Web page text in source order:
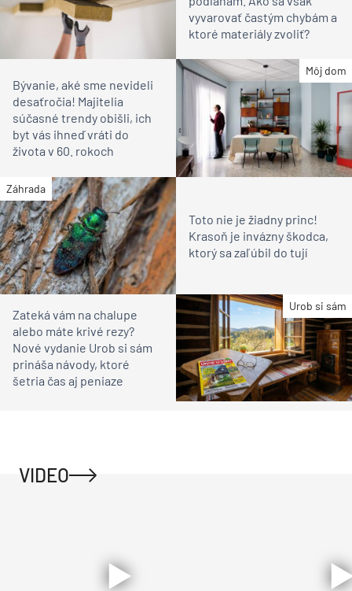
vyvarovať častým chybám a
ktoré materiály zvoliť?
Môj dom
Bývanie, aké sme nevideli
desaťročia! Majitelia
súčasné trendy obišli, ich
byt vás ihneď vráti do
života v 60. rokoch
Záhrada
Toto nie je žiadny princ!
Krasoň je invázny škodca,
ktorý sa zaľúbil do tují
Urob si sám
Zateká vám na chalupe
alebo máte krivé rezy?
Nové vydanie Urob si sám
prináša návody, ktoré
šetria čas aj peniaze
VIDEO